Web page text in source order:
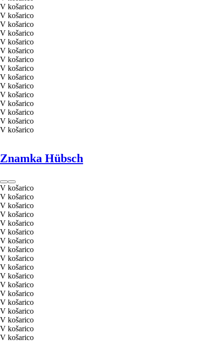
V košarico
V košarico
V košarico
V košarico
V košarico
V košarico
V košarico
V košarico
V košarico
V košarico
V košarico
V košarico
V košarico
V košarico
V košarico
Znamka Hübsch
V košarico
V košarico
V košarico
V košarico
V košarico
V košarico
V košarico
V košarico
V košarico
V košarico
V košarico
V košarico
V košarico
V košarico
V košarico
V košarico
V košarico
V košarico